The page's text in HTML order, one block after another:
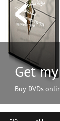
Get
Buy DVDs